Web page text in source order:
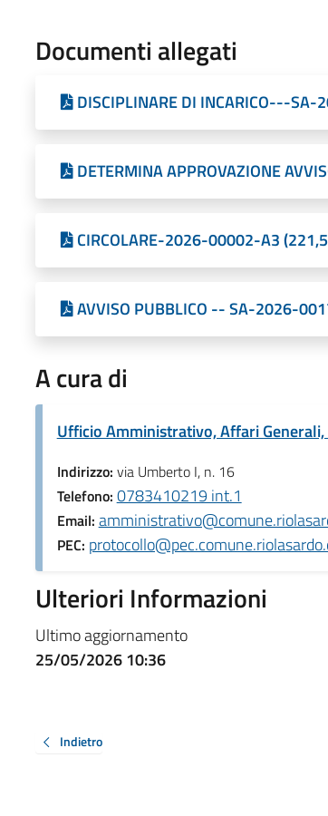
Documenti allegati
DISCIPLINARE DI INCARICO---
DETERMINA APPROVAZIONE
CIRCOLARE-2026-00002-A3
AVVISO PUBBLICO -- SA-2026-
A cura di
Ufficio Amministrativo, Affari
Indirizzo: via Umberto I, n. 16
Telefono: 0783410219 int.1
Email:
PEC:
Ulteriori Informazioni
Ultimo aggiornamento
25/05/2026 10:36
Indietro